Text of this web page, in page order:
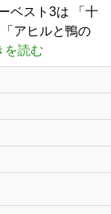
ベスト3は 「十
アヒルと鴨の
読む